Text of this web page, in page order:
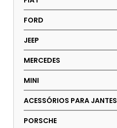
FORD
JEEP
MERCEDES
MINI
ACESSÓRIOS PARA JANTES
PORSCHE